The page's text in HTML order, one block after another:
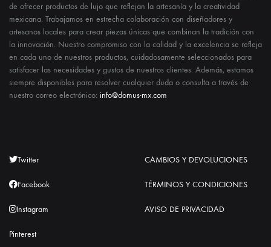
de ofrecer productos de lujo que reflejan la artesanía y la creatividad
mexicana. Trabajamos en estrecha colaboración con diseñadores y
artesanos locales para crear piezas únicas que combinan la tradición con
la innovación. Nuestro compromiso con la calidad y la excelencia se refleja
en cada uno de nuestros productos, cuidadosamente seleccionados para
satisfacer las necesidades y gustos de nuestros clientes. Además, estamos
siempre disponibles para resolver cualquier duda o consulta a través de
nuestro correo electrónico: info@domus-mx.com
Twitter
Facebook
Instagram
Pinterest
CAMBIOS Y DEVOLUCIONES
TÉRMINOS Y CONDICIONES
AVISO DE PRIVACIDAD